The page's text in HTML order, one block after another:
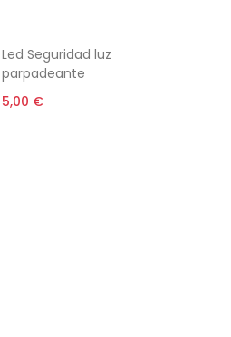
Led Seguridad luz
parpadeante
5,00 €